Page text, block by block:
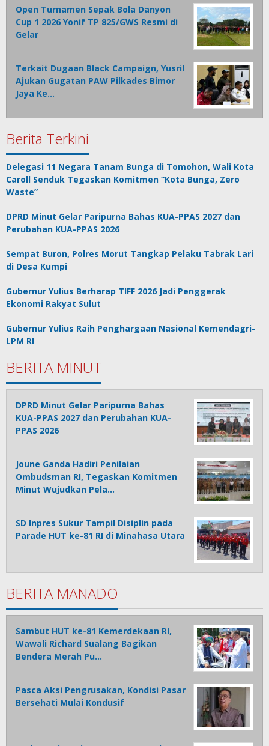
Open Turnamen Sepak Bola Danyon
Cup 1 2026 Yonif TP 825/GWS Resmi di
Gelar
Terkait Dugaan Black Campaign, Yusril
Ajukan Gugatan PAW Pilkades Bimor
Jaya Ke…
Berita Terkini
Delegasi 11 Negara Tanam Bunga di Tomohon, Wali Kota
Caroll Senduk Tegaskan Komitmen “Kota Bunga, Zero
Waste”
DPRD Minut Gelar Paripurna Bahas KUA-PPAS 2027 dan
Perubahan KUA-PPAS 2026
Sempat Buron, Polres Morut Tangkap Pelaku Tabrak Lari
di Desa Kumpi
Gubernur Yulius Berharap TIFF 2026 Jadi Penggerak
Ekonomi Rakyat Sulut
Gubernur Yulius Raih Penghargaan Nasional Kemendagri-
LPM RI
BERITA MINUT
DPRD Minut Gelar Paripurna Bahas
KUA-PPAS 2027 dan Perubahan KUA-
PPAS 2026
Joune Ganda Hadiri Penilaian
Ombudsman RI, Tegaskan Komitmen
Minut Wujudkan Pela…
SD Inpres Sukur Tampil Disiplin pada
Parade HUT ke-81 RI di Minahasa Utara
BERITA MANADO
Sambut HUT ke-81 Kemerdekaan RI,
Wawali Richard Sualang Bagikan
Bendera Merah Pu…
Pasca Aksi Pengrusakan, Kondisi Pasar
Bersehati Mulai Kondusif